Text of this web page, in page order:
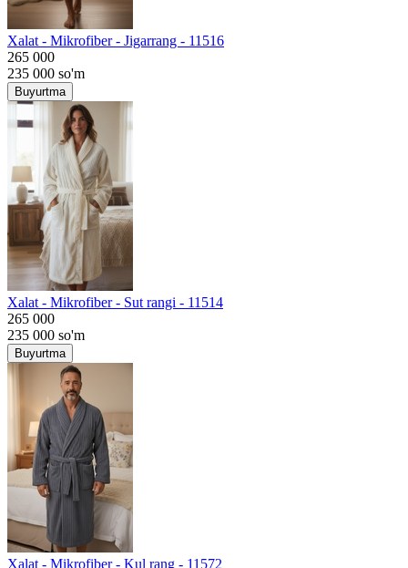
Хalat - Mikrofiber - Jigarrang - 11516
265 000
235 000 so'm
Buyurtma
Хalat - Mikrofiber - Sut rangi - 11514
265 000
235 000 so'm
Buyurtma
Хalat - Mikrofiber - Kul rang - 11572